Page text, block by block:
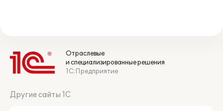
Отраслевые
и специализированные решения
1С:Предприятие
Другие сайты 1С